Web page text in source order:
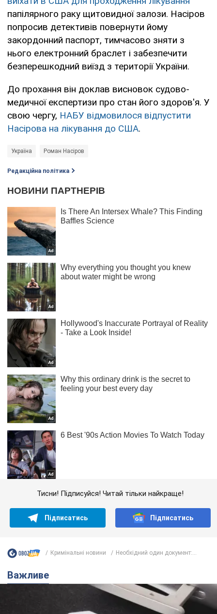
папілярного раку щитовидної залози. Насіров
попросив детективів повернути йому
закордонний паспорт, тимчасово зняти з
нього електронний браслет і забезпечити
безперешкодний виїзд з території України.
До прохання він доклав висновок судово-
медичної експертизи про стан його здоров'я. У
свою чергу, НАБУ відмовилося відпустити
Насірова на лікування до США.
Україна Роман Насіров
Редакційна політика
Тисни! Підписуйся! Читай тільки найкраще!
Підписатись Підписатись
Кримінальні новини Необхідний один документ:...
Важливе